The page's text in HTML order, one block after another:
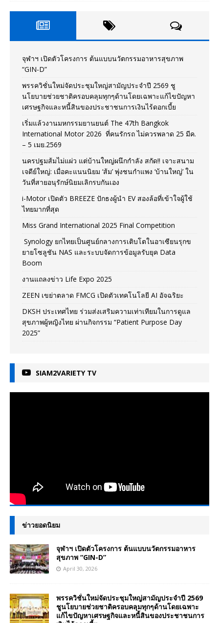
จุฬาฯ เปิดตัวโครงการ ต้นแบบนวัตกรรมอาหารสุขภาพ
“GIN-D”
พรรควิชั่นใหม่จัดประชุมใหญ่สามัญประจำปี 2569 ชู
นโยบายช่วยชาติครอบคลุมทุกๆด้านโดยเฉพาะแก้ไขปัญหา
เศรษฐกิจและหนี้สินของประชาชนการเงินไร้ดอกเบี้ย
เริ่มแล้วงานมหกรรมยานยนต์ The 47th Bangkok
International Motor 2026 ที่คนรักรถ ไม่ควรพลาด 25 มีค.
– 5 เมย.2569
นครปฐมส้มไม่แผ่ว แต่บ้านใหญ่ผนึกกำลัง สกัด!! เจาะสนาม
เจดีย์ใหญ่: เมื่อคะแนนนิยม ‘ส้ม’ พุ่งชนกำแพง ‘บ้านใหญ่’ ใน
วันที่สายอนุรักษ์นิยมเลิกรบกันเอง
i-Motor เปิดตัว BREEZE ปักธงผู้นำ EV สองล้อที่เข้าใจผู้ใช้
ไทยมากที่สุด
Miss Grand International 2025 Final Competition
Synology ยกไทยเป็นศูนย์กลางการเติบโตในอาเซียนรุกข
ยายโซลูชัน NAS และระบบจัดการข้อมูลรับยุค Data
Boom
งานแถลงข่าว Life Expo 2025
ZEEN เขย่าตลาด FMCG เปิดตัวเทคโนโลยี AI อัจฉริยะ
DKSH ประเทศไทย ร่วมส่งเสริมความเท่าเทียมในการดูแล
สุขภาพผู้หญิงไทย ผ่านกิจกรรม “Patient Purpose Day
2025”
SIAM2VARIETY TV
ข่าวยอดนิยม
จุฬาฯ เปิดตัวโครงการ ต้นแบบนวัตกรรมอาหาร
สุขภาพ “GIN-D”
April 30, 2026
พรรควิชั่นใหม่จัดประชุมใหญ่สามัญประจำปี 2569
ชูนโยบายช่วยชาติครอบคลุมทุกๆด้านโดยเฉพาะ
แก้ไขปัญหาเศรษฐกิจและหนี้สินของประชาชนการ